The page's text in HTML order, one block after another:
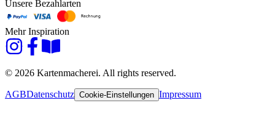
Unsere Bezahlarten
Mehr Inspiration
© 2026 Kartenmacherei. All rights reserved.
AGBDatenschutz Cookie-Einstellungen Impressum